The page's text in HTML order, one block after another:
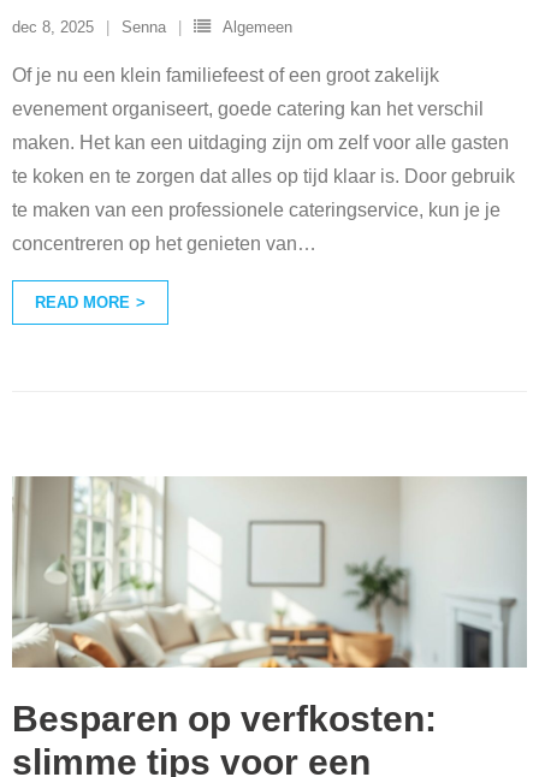
dec 8, 2025 Senna Algemeen
Of je nu een klein familiefeest of een groot zakelijk
evenement organiseert, goede catering kan het verschil
maken. Het kan een uitdaging zijn om zelf voor alle gasten
te koken en te zorgen dat alles op tijd klaar is. Door gebruik
te maken van een professionele cateringservice, kun je je
concentreren op het genieten van…
READ MORE
Besparen op verfkosten:
slimme tips voor een